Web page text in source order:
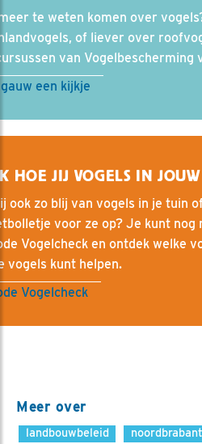
te weten komen over
of liever over
van Vogelbescherming
een kijkje
HOE JIJ VOGELS IN
ook zo blij van vogels in je tuin
voor ze op? Je kunt nog
Vogelcheck en ontdek welke
vogels kunt helpen.
Vogelcheck
Meer over
landbouwbeleid noordbrabant